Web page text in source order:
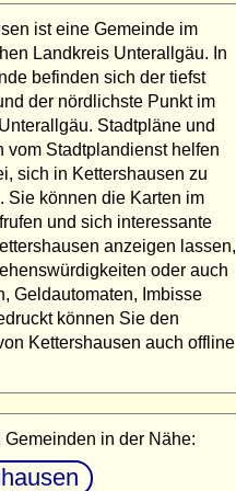
ist eine Gemeinde im
Landkreis Unterallgäu. In
befinden sich der tiefst
der nördlichste Punkt im
Stadtpläne und
vom Stadtplandienst helfen
sich in Kettershausen zu
Sie können die Karten im
und sich interessante
anzeigen lassen,
oder auch
Geldautomaten, Imbisse
können Sie den
Kettershausen auch offline
Gemeinden in der Nähe: